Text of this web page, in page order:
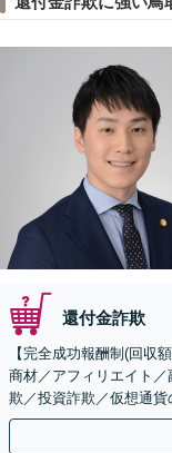
還付金詐欺
【完全成功報酬制(回収
商材／アフィリエイト
欺／投資詐欺／仮想通
のみで解決も可能！